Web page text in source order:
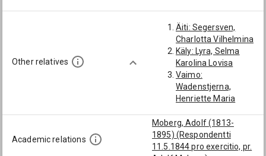
Boisman, Torsten
Wilhelm
Veljenpoika:
Boisman, Henrik
Ferdinand
Veljenpoika:
Boisman, Karl
Arthur
Other relatives
Äiti: Segersven,
Charlotta Vilhelmina
Käly: Lyra, Selma
Karolina Lovisa
Vaimo:
Wadenstjerna,
Henriette Maria
Academic relations
Moberg, Adolf (1813-
1895) (Respondentti
11.5.1844 pro exercitio, pr.